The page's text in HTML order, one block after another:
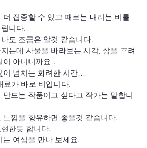
집중할 수 있고 때로는 내리는 비를
니다.
도 조금은 알것 같습니다.
는데 사물을 바라보는 시각, 삶을 꾸려
이 아니니까요…
이 넘치는 화려한 시간…
료가 바로 비입니다.
드는 작품이고 싶다고 작가는 말합니
낌을 향유하면 좋을것 같습니다.
한듯 합니다.
여심을 만나 보세요.